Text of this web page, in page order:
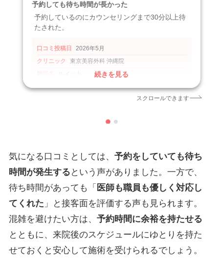
予約しても待ち時間が長かった
予約しているのにカウンセリングまで30分以上待
たされた。
口コミ投稿日
2026年5月
クリニック
東京美容外科 沖縄院
続きを見る
スクロールできます
気になる口コミとしては、 予約をしていても待ち
時間が発生する という声がありました。一方で、
待ち時間があっても「 医師も職員も優しく対応し
てくれた 」と接客面を評価する声も見られます。
混雑を避けたい方は、 予約時間に余裕を持たせる
とともに、来院後のスケジュールにゆとりを持た
せておくと安心して施術を受けられるでしょう。